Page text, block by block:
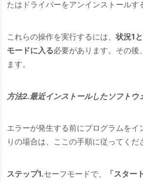
たはドライバーをアンインストールす
これらの操作を実行するには、状況1
モードに入る必要があります。その後
ます。
方法2.最近インストールしたソフトウ
エラーが発生する前にプログラムをイ
りの場合は、ここの手順に従ってくだ
ステップ1.セーフモードで、
「スター